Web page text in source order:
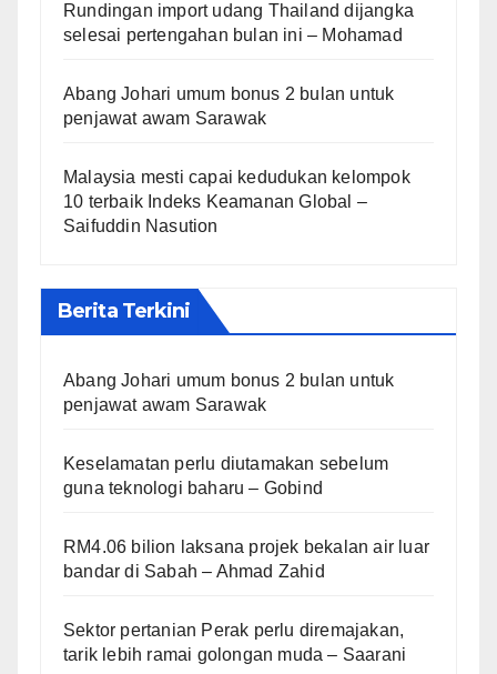
Rundingan import udang Thailand dijangka
selesai pertengahan bulan ini – Mohamad
Abang Johari umum bonus 2 bulan untuk
penjawat awam Sarawak
Malaysia mesti capai kedudukan kelompok
10 terbaik Indeks Keamanan Global –
Saifuddin Nasution
Berita Terkini
Abang Johari umum bonus 2 bulan untuk
penjawat awam Sarawak
Keselamatan perlu diutamakan sebelum
guna teknologi baharu – Gobind
RM4.06 bilion laksana projek bekalan air luar
bandar di Sabah – Ahmad Zahid
Sektor pertanian Perak perlu diremajakan,
tarik lebih ramai golongan muda – Saarani